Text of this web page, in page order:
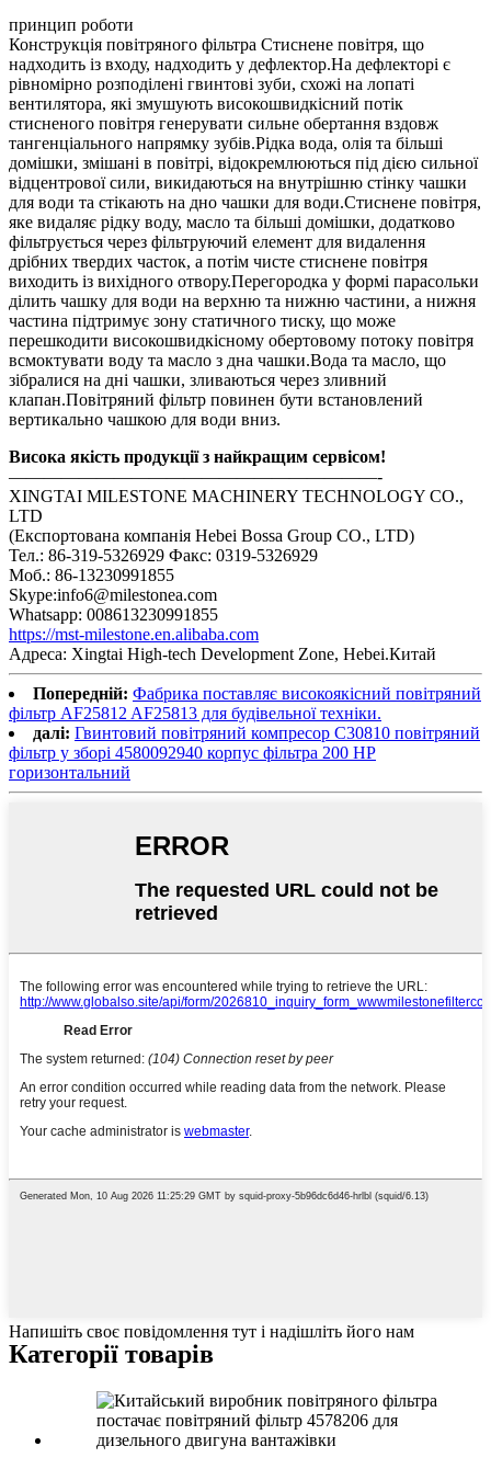
принцип роботи
Конструкція повітряного фільтра Стиснене повітря, що
надходить із входу, надходить у дефлектор.На дефлекторі є
рівномірно розподілені гвинтові зуби, схожі на лопаті
вентилятора, які змушують високошвидкісний потік
стисненого повітря генерувати сильне обертання вздовж
тангенціального напрямку зубів.Рідка вода, олія та більші
домішки, змішані в повітрі, відокремлюються під дією сильної
відцентрової сили, викидаються на внутрішню стінку чашки
для води та стікають на дно чашки для води.Стиснене повітря,
яке видаляє рідку воду, масло та більші домішки, додатково
фільтрується через фільтруючий елемент для видалення
дрібних твердих часток, а потім чисте стиснене повітря
виходить із вихідного отвору.Перегородка у формі парасольки
ділить чашку для води на верхню та нижню частини, а нижня
частина підтримує зону статичного тиску, що може
перешкодити високошвидкісному обертовому потоку повітря
всмоктувати воду та масло з дна чашки.Вода та масло, що
зібралися на дні чашки, зливаються через зливний
клапан.Повітряний фільтр повинен бути встановлений
вертикально чашкою для води вниз.
Висока якість продукції з найкращим сервісом!
—————————————————————-
XINGTAI MILESTONE MACHINERY TECHNOLOGY CO.,
LTD
(Експортована компанія Hebei Bossa Group CO., LTD)
Тел.: 86-319-5326929 Факс: 0319-5326929
Моб.: 86-13230991855
Skype:info6@milestonea.com
Whatsapp: 008613230991855
https://mst-milestone.en.alibaba.com
Адреса: Xingtai High-tech Development Zone, Hebei.Китай
Попередній: Фабрика поставляє високоякісний повітряний
фільтр AF25812 AF25813 для будівельної техніки.
далі: Гвинтовий повітряний компресор C30810 повітряний
фільтр у зборі 4580092940 корпус фільтра 200 HP
горизонтальний
Напишіть своє повідомлення тут і надішліть його нам
Категорії товарів